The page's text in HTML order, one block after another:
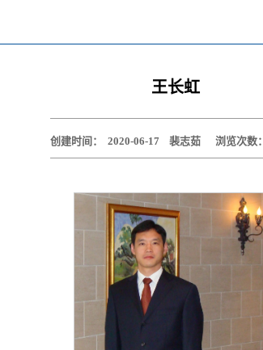
王长虹
创建时间： 2020-06-17 裴志茹 浏览次数：